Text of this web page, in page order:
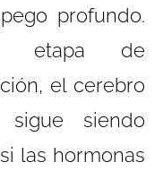
profundo.
etapa de
el cerebro
siendo
las hormonas